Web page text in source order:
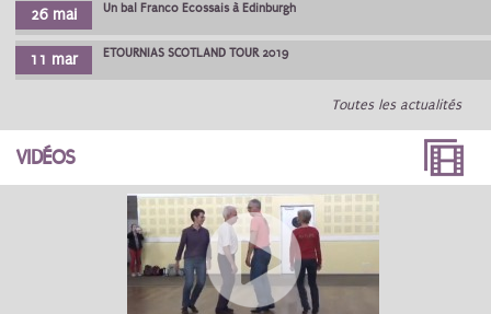
26 mai Un bal Franco Ecossais à Edinburgh
11 mar ETOURNIAS SCOTLAND TOUR 2019
Toutes les actualités
VIDÉOS